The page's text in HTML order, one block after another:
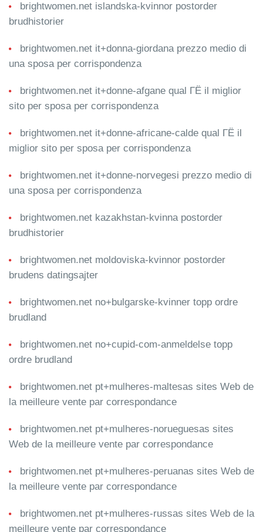
brightwomen.net islandska-kvinnor postorder
brudhistorier
brightwomen.net it+donna-giordana prezzo medio di
una sposa per corrispondenza
brightwomen.net it+donne-afgane qual ГЁ il miglior
sito per sposa per corrispondenza
brightwomen.net it+donne-africane-calde qual ГЁ il
miglior sito per sposa per corrispondenza
brightwomen.net it+donne-norvegesi prezzo medio di
una sposa per corrispondenza
brightwomen.net kazakhstan-kvinna postorder
brudhistorier
brightwomen.net moldoviska-kvinnor postorder
brudens datingsajter
brightwomen.net no+bulgarske-kvinner topp ordre
brudland
brightwomen.net no+cupid-com-anmeldelse topp
ordre brudland
brightwomen.net pt+mulheres-maltesas sites Web de
la meilleure vente par correspondance
brightwomen.net pt+mulheres-norueguesas sites
Web de la meilleure vente par correspondance
brightwomen.net pt+mulheres-peruanas sites Web de
la meilleure vente par correspondance
brightwomen.net pt+mulheres-russas sites Web de la
meilleure vente par correspondance